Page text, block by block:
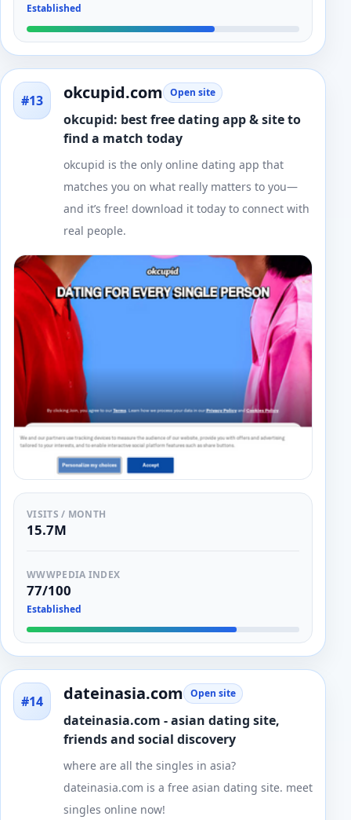
Established
#13 okcupid.com Open site
okcupid: best free dating app & site to
find a match today
okcupid is the only online dating app that
matches you on what really matters to you—
and it’s free! download it today to connect with
real people.
VISITS / MONTH
15.7M
WWWPEDIA INDEX
77/100
Established
#14 dateinasia.com Open site
dateinasia.com - asian dating site,
friends and social discovery
where are all the singles in asia?
dateinasia.com is a free asian dating site. meet
singles online now!